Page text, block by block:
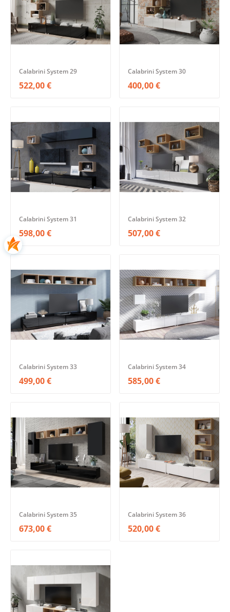
Calabrini System 29
522,00 €
Calabrini System 30
400,00 €
Calabrini System 31
598,00 €
Calabrini System 32
507,00 €
Calabrini System 33
499,00 €
Calabrini System 34
585,00 €
Calabrini System 35
673,00 €
Calabrini System 36
520,00 €